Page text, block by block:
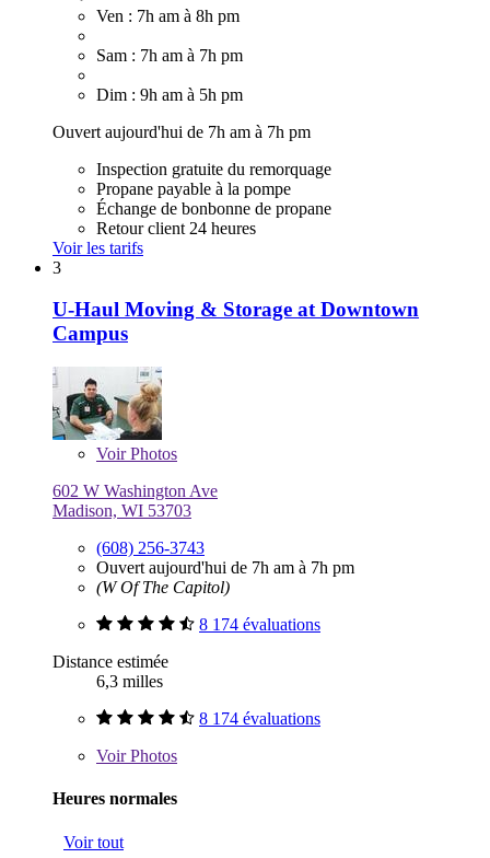
Ven : 7h am à 8h pm
Sam : 7h am à 7h pm
Dim : 9h am à 5h pm
Ouvert aujourd'hui de 7h am à 7h pm
Inspection gratuite du remorquage
Propane payable à la pompe
Échange de bonbonne de propane
Retour client 24 heures
Voir les tarifs
3
U-Haul Moving & Storage at Downtown
Campus
VoirPhotos
602 W Washington Ave
Madison, WI 53703
(608) 256-3743
Ouvert aujourd'hui de 7h am à 7h pm
(W Of The Capitol)
8 174 évaluations
Distance estimée
6,3 milles
8 174 évaluations
VoirPhotos
Heures normales
Voir tout